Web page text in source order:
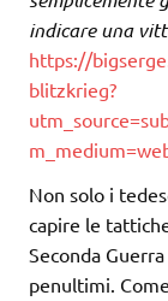
indicare una
https://
blitzkrieg?
Non solo i
capire le
Seconda
penultimi.